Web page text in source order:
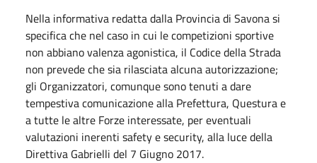
Nella informativa redatta dalla Provincia di Savona si
specifica che nel caso in cui le competizioni sportive
non abbiano valenza agonistica, il Codice della Strada
non prevede che sia rilasciata alcuna autorizzazione;
gli Organizzatori, comunque sono tenuti a dare
tempestiva comunicazione alla Prefettura, Questura e
a tutte le altre Forze interessate, per eventuali
valutazioni inerenti safety e security, alla luce della
Direttiva Gabrielli del 7 Giugno 2017.